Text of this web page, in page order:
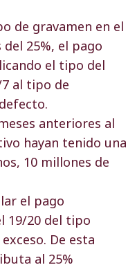
de gravamen en el
25%, el pago
el tipo del
al tipo de
anteriores al
hayan tenido una
10 millones de
el pago
19/20 del tipo
De esta
al 25%